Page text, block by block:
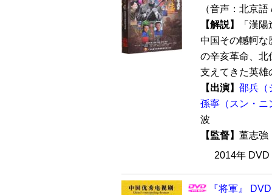
（音声：北京
【解説】
「漢
中国その轗軻な
の辛亥革命、北
支えてきた英雄
【出演】 邵兵（
孫寧（スン・ニ
波
【監督】 董志
2014年
『将軍』